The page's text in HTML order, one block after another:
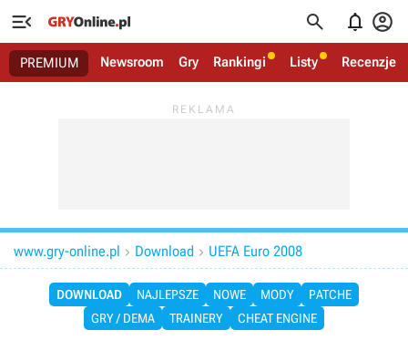
   
PREMIUM Newsroom Gry Rankingi Listy Recenzje
www.gry-online.pl  Download  UEFA Euro 2008
DOWNLOAD NAJLEPSZE NOWE MODY
PATCHE
GRY / DEMA
TRAINERY CHEAT ENGINE